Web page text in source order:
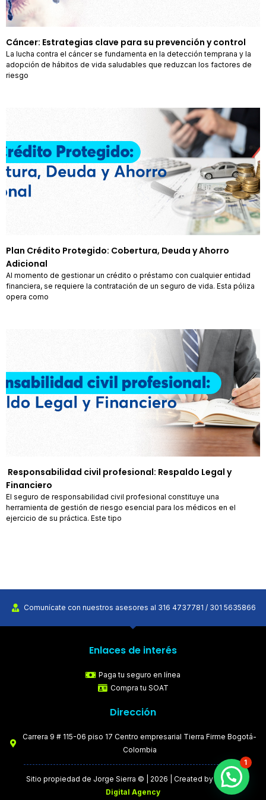
Cáncer: Estrategias clave para su prevención y control
La lucha contra el cáncer se fundamenta en la detección temprana y la
adopción de hábitos de vida saludables que reduzcan los factores de
riesgo
Plan Crédito Protegido: Cobertura, Deuda y Ahorro
Adicional
Al momento de gestionar un crédito o préstamo con cualquier entidad
financiera, se requiere la contratación de un seguro de vida. Esta póliza
opera como
Responsabilidad civil profesional: Respaldo Legal y
Financiero
El seguro de responsabilidad civil profesional constituye una
herramienta de gestión de riesgo esencial para los médicos en el
ejercicio de su práctica. Este tipo
Comunícate con nuestros asesores al 316 4737781 / 301 5635866
Enlaces de interés
Paga tu seguro en línea
Compra tu SOAT
Dirección
Carrera 9 # 115-06 piso 17 Centro empresarial Tierra Firme Bogotá-
Colombia
Sitio propiedad de Jorge Sierra © | 2026 | Created by
MPE
Digital Agency
1